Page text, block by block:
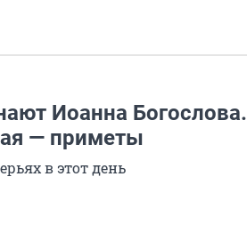
Иоанна Богослова.
— приметы
в этот день